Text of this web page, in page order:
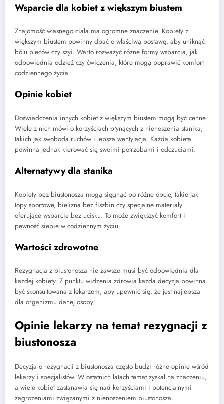
Wsparcie dla kobiet z większym biustem
Znajomość własnego ciała ma ogromne znaczenie. Kobiety z
większym biustem powinny dbać o właściwą postawę, aby uniknąć
bólu pleców czy szyi. Warto rozważyć różne formy wsparcia, jak
odpowiednia odzież czy ćwiczenia, które mogą poprawić komfort
codziennego życia.
Opinie kobiet
Doświadczenia innych kobiet z większym biustem mogą być cenne.
Wiele z nich mówi o korzyściach płynących z nienoszenia stanika,
takich jak swoboda ruchów i lepsza wentylacja. Każda kobieta
powinna jednak kierować się swoimi potrzebami i odczuciami.
Alternatywy dla stanika
Kobiety bez biustonosza mogą sięgnąć po różne opcje, takie jak
topy sportowe, bielizna bez fiszbin czy specjalne materiały
oferujące wsparcie bez ucisku. To może zwiększyć komfort i
pewność siebie w codziennym życiu.
Wartości zdrowotne
Rezygnacja z biustonosza nie zawsze musi być odpowiednia dla
każdej kobiety. Z punktu widzenia zdrowia każda decyzja powinna
być skonsultowana z lekarzem, aby upewnić się, że jest najlepsza
dla organizmu danej osoby.
Opinie lekarzy na temat rezygnacji z
biustonosza
Decyzja o rezygnacji z biustonosza często budzi różne opinie wśród
lekarzy i specjalistów. W ostatnich latach temat zyskał na znaczeniu,
a wiele kobiet zastanawia się nad korzyściami i potencjalnymi
zagrożeniami związanymi z nienoszeniem biustonosza.